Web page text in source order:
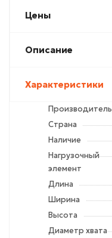
Цены
Описание
Характеристики
Производитель
Страна
Наличие
Нагрузочный
элемент
Длина
Ширина
Высота
Диаметр хвата